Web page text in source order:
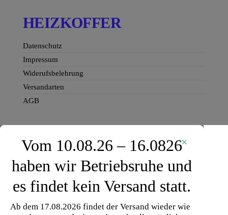
HEIZKOFFER
Datenschutz
Impressum
Widerufsbelehrung
Versandarten
AGB
×
Vom 10.08.26 – 16.0826
haben wir Betriebsruhe und
es findet kein Versand statt.
Ab dem 17.08.2026 findet der Versand wieder wie